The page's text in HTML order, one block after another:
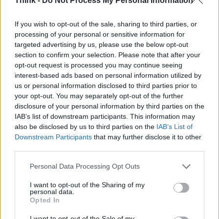
If you wish to opt-out of the sale, sharing to third parties, or
processing of your personal or sensitive information for
targeted advertising by us, please use the below opt-out
section to confirm your selection. Please note that after your
opt-out request is processed you may continue seeing
interest-based ads based on personal information utilized by
us or personal information disclosed to third parties prior to
your opt-out. You may separately opt-out of the further
disclosure of your personal information by third parties on the
IAB’s list of downstream participants. This information may
also be disclosed by us to third parties on the IAB’s List of
Downstream Participants that may further disclose it to other
Please note that this website/app uses one or more Google
not limited to your visit or usage behaviour. You may click to
grant or deny consent to Google and its third-party tags to
use your data for below specified purposes in below Google
consent section.
Personal Data Processing Opt Outs
I want to opt-out of the Sharing of my
personal data.
Opted In
LIFESTYLE
Niccolò Conforti · 7 Ago 2026